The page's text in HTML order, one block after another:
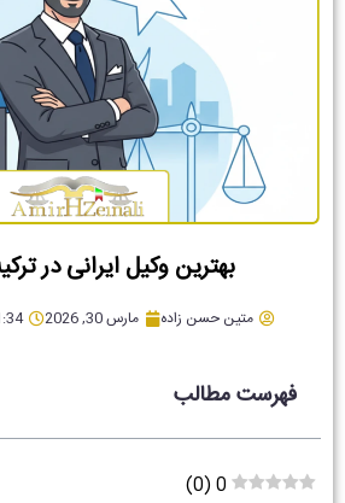
بهترین وکیل ایرانی در
متین حسن زاده مارس 30, 2026 1:34
فهرست مطالب
0
(
0
)